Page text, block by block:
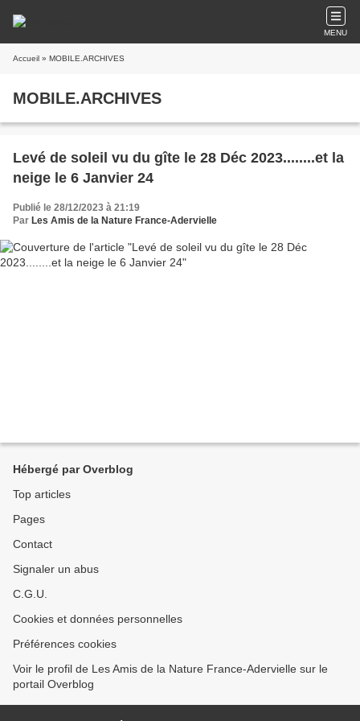
MENU
Accueil » MOBILE.ARCHIVES
MOBILE.ARCHIVES
Levé de soleil vu du gîte le 28 Déc 2023........et la
neige le 6 Janvier 24
Publié le 28/12/2023 à 21:19
Par Les Amis de la Nature France-Adervielle
Hébergé par Overblog
Top articles
Pages
Contact
Signaler un abus
C.G.U.
Cookies et données personnelles
Préférences cookies
Voir le profil de Les Amis de la Nature France-Adervielle sur le
portail Overblog